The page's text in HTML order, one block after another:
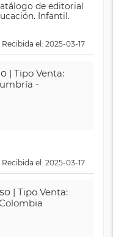
de editorial
Infantil.
el: 2025-03-17
| Tipo Venta:
-
el: 2025-03-17
| Tipo Venta: